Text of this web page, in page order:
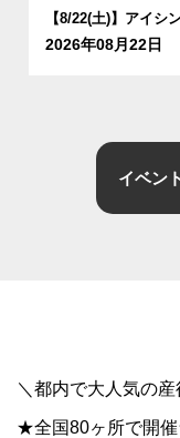
【8/22(土)】アイシ
2026年08月22日
イベン
＼都内で大人気の
★全国80ヶ所で開